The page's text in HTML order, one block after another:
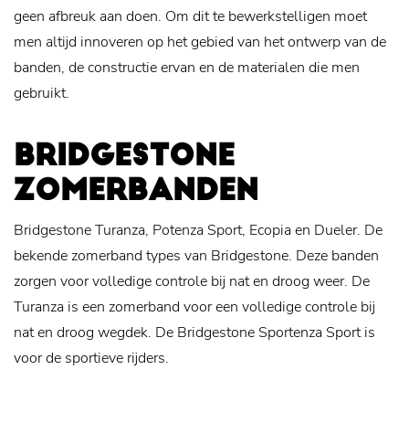
geen afbreuk aan doen. Om dit te bewerkstelligen moet
men altijd innoveren op het gebied van het ontwerp van de
banden, de constructie ervan en de materialen die men
gebruikt.
BRIDGESTONE
ZOMERBANDEN
Bridgestone Turanza, Potenza Sport, Ecopia en Dueler. De
bekende zomerband types van Bridgestone. Deze banden
zorgen voor volledige controle bij nat en droog weer. De
Turanza is een zomerband voor een volledige controle bij
nat en droog wegdek. De Bridgestone Sportenza Sport is
voor de sportieve rijders.